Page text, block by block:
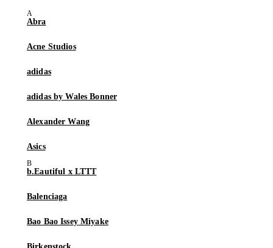
Abra
Acne Studios
adidas
adidas by Wales Bonner
Alexander Wang
Asics
b.Eautiful x LTTT
Balenciaga
Bao Bao Issey Miyake